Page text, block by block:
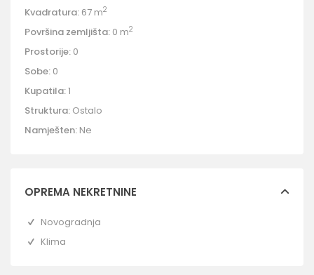
Kvadratura: 67 m2
Površina zemljišta: 0 m2
Prostorije: 0
Sobe: 0
Kupatila:1
Struktura: Ostalo
Namješten: Ne
OPREMA NEKRETNINE
Novogradnja
Klima